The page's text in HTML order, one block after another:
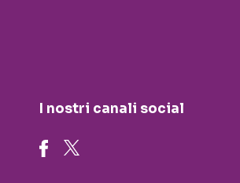
I nostri canali social